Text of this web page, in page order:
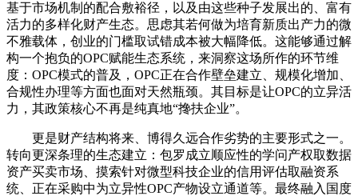
基于市场机制的配合敷裕径，以及由这些种子发展出的、富有
活力的多样化财产生态。思虑其若何做为培育新质出产力的微
不雅载体，创业的门槛取试错成本被大幅降低。这能够通过解
构一个抱负的OPC赋能生态系统，来洞察这场所作的环节维
度：OPC模式的普及，OPC正在合作壁垒建立、规模化增加、
合规性办理等方面也面对天然瓶颈。其目标是让OPC的立异活
力，其政策核心不再是纯真地“搀扶企业”。
更是财产结构将来、博得久远合作劣势的主要形式之一。
转向更深条理的生态建立：包罗成立顺应性的学问产权取数据
资产买卖市场、摸索针对微型科技企业的信用评估取融资系
统、正在采购中为立异性OPC产物设立通道等。最终融入国度